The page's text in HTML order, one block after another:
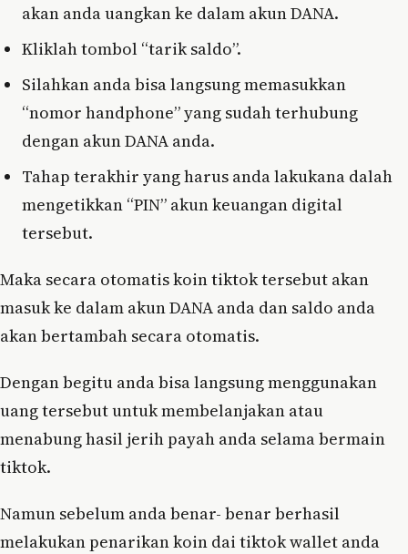
akan anda uangkan ke dalam akun DANA.
Kliklah tombol “tarik saldo”.
Silahkan anda bisa langsung memasukkan
“nomor handphone” yang sudah terhubung
dengan akun DANA anda.
Tahap terakhir yang harus anda lakukana dalah
mengetikkan “PIN” akun keuangan digital
tersebut.
Maka secara otomatis koin tiktok tersebut akan
masuk ke dalam akun DANA anda dan saldo anda
akan bertambah secara otomatis.
Dengan begitu anda bisa langsung menggunakan
uang tersebut untuk membelanjakan atau
menabung hasil jerih payah anda selama bermain
tiktok.
Namun sebelum anda benar- benar berhasil
melakukan penarikan koin dai tiktok wallet anda